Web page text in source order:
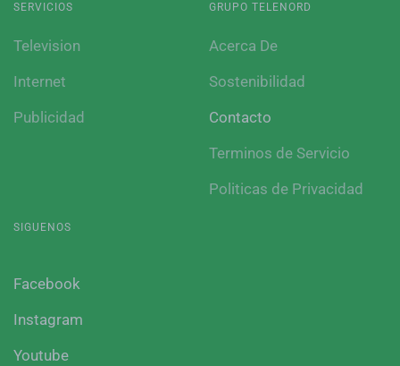
SERVICIOS
Television
Internet
Publicidad
GRUPO TELENORD
Acerca De
Sostenibilidad
Contacto
Terminos de Servicio
Politicas de Privacidad
SIGUENOS
Facebook
Instagram
Youtube